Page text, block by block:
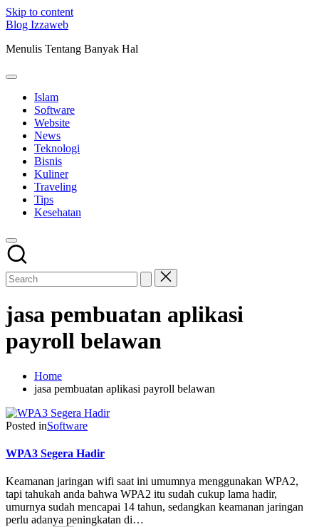
Skip to content
Blog Izzaweb
Menulis Tentang Banyak Hal
Islam
Software
Website
News
Teknologi
Bisnis
Kuliner
Traveling
Tips
Kesehatan
jasa pembuatan aplikasi
payroll belawan
Home
jasa pembuatan aplikasi payroll belawan
Posted inSoftware
WPA3 Segera Hadir
Keamanan jaringan wifi saat ini umumnya menggunakan WPA2,
tapi tahukah anda bahwa WPA2 itu sudah cukup lama hadir,
umurnya sudah mencapai 14 tahun, sedangkan keamanan jaringan
perlu adanya peningkatan di…